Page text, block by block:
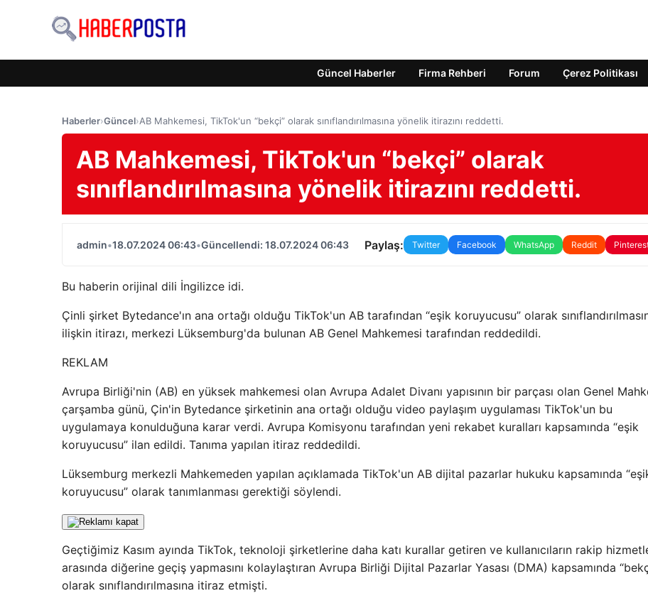
Güncel Haberler Firma Rehberi Forum Çerez Politikası
Haberler›Güncel›AB Mahkemesi, TikTok'un “bekçi” olarak sınıflandırılmasına yönelik itirazını reddetti.
AB Mahkemesi, TikTok'un “bekçi” olarak
sınıflandırılmasına yönelik itirazını reddetti.
admin•18.07.2024 06:43•Güncellendi: 18.07.2024 06:43 Paylaş: Twitter Facebook WhatsApp Reddit
Bu haberin orijinal dili İngilizce idi.
Çinli şirket Bytedance'ın ana ortağı olduğu TikTok'un AB tarafından “eşik koruyucusu” olarak
ilişkin itirazı, merkezi Lüksemburg'da bulunan AB Genel Mahkemesi tarafından reddedildi.
REKLAM
Avrupa Birliği'nin (AB) en yüksek mahkemesi olan Avrupa Adalet Divanı yapısının bir parçası olan Genel
çarşamba günü, Çin'in Bytedance şirketinin ana ortağı olduğu video paylaşım uygulaması TikTok'un bu
uygulamaya konulduğuna karar verdi. Avrupa Komisyonu tarafından yeni rekabet kuralları kapsamında “eşik
koruyucusu” ilan edildi. Tanıma yapılan itiraz reddedildi.
Lüksemburg merkezli Mahkemeden yapılan açıklamada TikTok'un AB dijital pazarlar hukuku kapsamında
koruyucusu” olarak tanımlanması gerektiği söylendi.
Geçtiğimiz Kasım ayında TikTok, teknoloji şirketlerine daha katı kurallar getiren ve kullanıcıların rakip
arasında diğerine geçiş yapmasını kolaylaştıran Avrupa Birliği Dijital Pazarlar Yasası (DMA) kapsamında
olarak sınıflandırılmasına itiraz etmişti.